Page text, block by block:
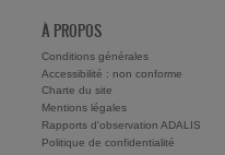
À PROPOS
Conditions générales
Accessibilité : non conforme
Charte du site
Mentions légales
Rapports d'observation ADALIS
Politique de confidentialité